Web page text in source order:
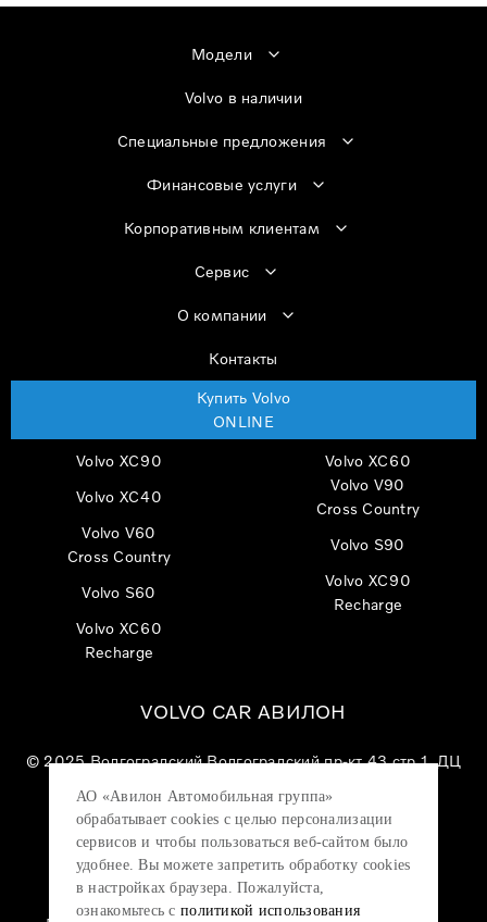
АО «Авилон Автомобильная группа»
обрабатывает cookies с целью персонализации
сервисов и чтобы пользоваться веб-сайтом было
удобнее. Вы можете запретить обработку сookies
в настройках браузера. Пожалуйста,
ознакомьтесь с политикой использования
Модели
Volvo в наличии
Специальные предложения
Финансовые услуги
Корпоративным клиентам
Сервис
О компании
Контакты
Купить Volvo
ONLINE
Volvo XC90
Volvo XC60
Volvo XC40
Volvo V90
Cross Country
Volvo V60
Cross Country
Volvo S90
Volvo S60
Volvo XC90
Recharge
Volvo XC60
Recharge
VOLVO CAR АВИЛОН
© 2025Волгоградский Волгоградский пр-кт 43 стр 1, ДЦ
АО «Авилон АГ», ОГРН 1027700000151, ИНН
7705133757.